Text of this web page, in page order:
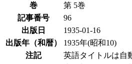
巻
第 5巻
記事番号
96
出版日
1935-01-16
出版年（和暦）
1935年(昭和10)
注記
英語タイトルは自